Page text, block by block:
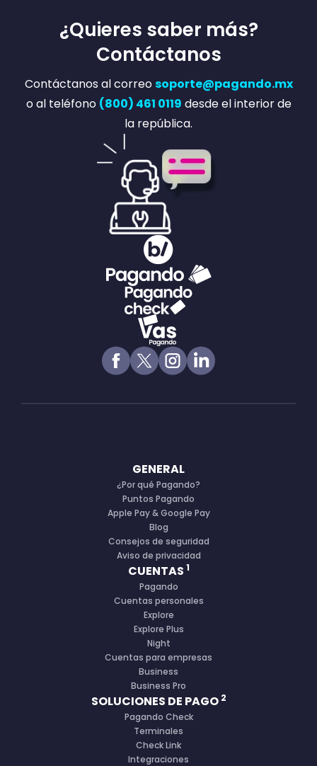
¿Quieres saber más?
Contáctanos
Contáctanos al correo soporte@pagando.mx
o al teléfono (800) 461 0119 desde el interior de
la república.
GENERAL
¿Por qué Pagando?
Puntos Pagando
Apple Pay & Google Pay
Blog
Consejos de seguridad
Aviso de privacidad
CUENTAS 1
Pagando
Cuentas personales
Explore
Explore Plus
Night
Cuentas para empresas
Business
Business Pro
SOLUCIONES DE PAGO 2
Pagando Check
Terminales
Check Link
Integraciones